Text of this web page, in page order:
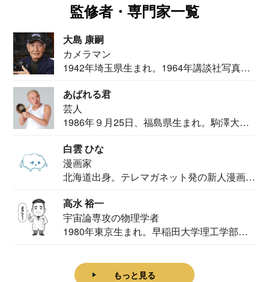
監修者・専門家一覧
大島 康嗣
カメラマン
1942年埼玉県生まれ。1964年講談社写真部
あばれる君
芸人
1986年９月25日、福島県生まれ。駒澤大学
白雲 ひな
漫画家
北海道出身。テレマガネット発の新人漫画
高水 裕一
宇宙論専攻の物理学者
1980年東京生まれ。早稲田大学理工学部物
もっと見る